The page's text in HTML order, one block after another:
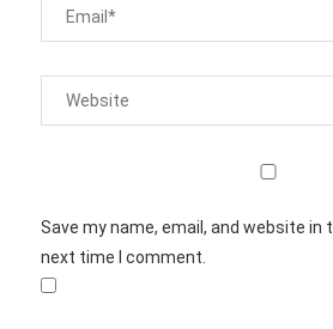
Save my name, email, and website in
next time I comment.